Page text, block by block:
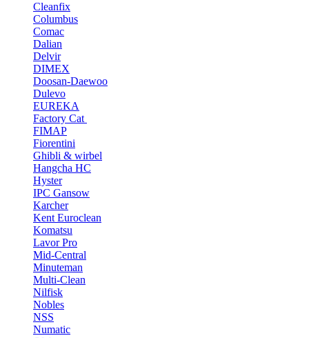
Cleanfix
Columbus
Comac
Dalian
Delvir
DIMEX
Doosan-Daewoo
Dulevo
EUREKA
Factory Cat
FIMAP
Fiorentini
Ghibli & wirbel
Hangcha HC
Hyster
IPC Gansow
Karcher
Kent Euroclean
Komatsu
Lavor Pro
Mid-Central
Minuteman
Multi-Clean
Nilfisk
Nobles
NSS
Numatic